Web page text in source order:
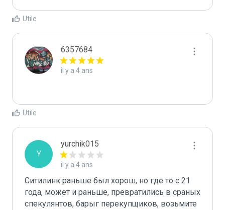
Utile
6357684
il y a 4 ans
Utile
Y
yurchik015
il y a 4 ans
Ситилинк раньше был хорош, но где то с 21
года, может и раньше, превратились в сраных
спекулянтов, барыг перекупщиков, возьмите